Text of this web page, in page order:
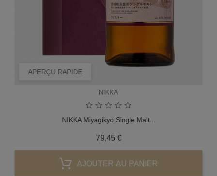
APERÇU RAPIDE
NIKKA
NIKKA Miyagikyo Single Malt...
79,45 €Prix
AJOUTER AU PANIER